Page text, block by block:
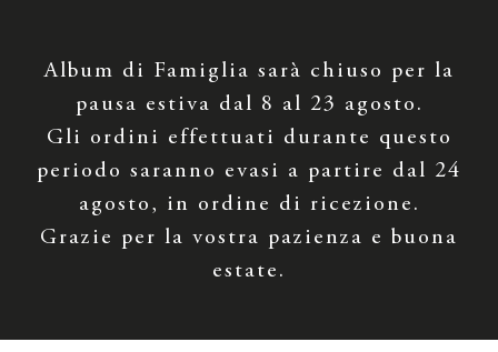
Album di Famiglia sarà chiuso per la
pausa estiva dal 8 al 23 agosto.
Gli ordini effettuati durante questo
periodo saranno evasi a partire dal 24
agosto, in ordine di ricezione.
Grazie per la vostra pazienza e buona
estate.